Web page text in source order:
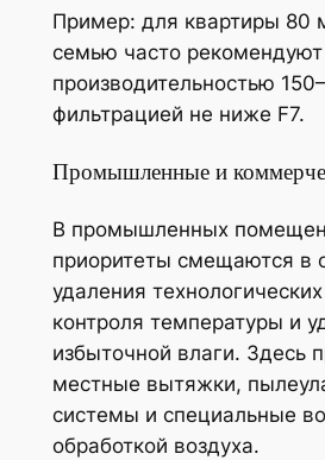
Пример: для квартиры 80
семью часто рекомендуют
производительностью
фильтрацией не ниже F7.
Промышленные и
В промышленных
приоритеты смещаются в
удаления
контроля температуры и
избыточной влаги. Здесь
местные вытяжки,
системы и специальные
обработкой воздуха.